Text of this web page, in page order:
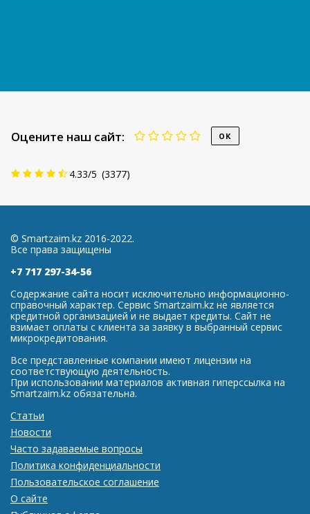
Оцените наш сайт:
4.33/5 (3377)
© Smartzaim.kz 2016-2022.
Все права защищены
+7 717 297-34-56
Содержание сайта носит исключительно информационно-
справочный характер. Сервис Smartzaim.kz не является
кредитной организацией и не выдает кредиты. Сайт не
взимает оплаты с клиента за заявку в выбранный сервис
микрокредитования.
Все представленные компании имеют лицензии на
соответствующую деятельность.
При использовании материалов активная гиперссылка на
Smartzaim.kz обязательна.
Статьи
Новости
Часто задаваемые вопросы
Политика конфиденциальности
Пользовательское соглашение
О сайте